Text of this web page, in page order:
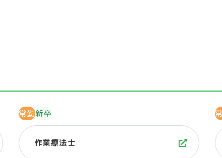
常勤新卒
作業療法士